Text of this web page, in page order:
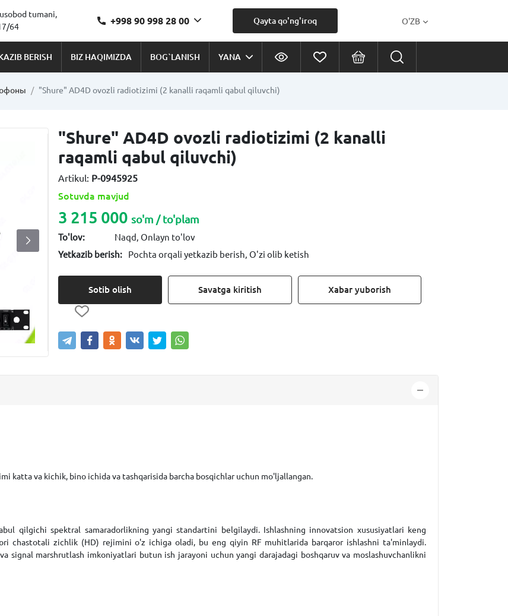
tumani,
64
+998 90 998 28 00 Qayta qo'ng'iroq O'ZB
BERISH BIZ HAQIMIZDA BOG`LANISH YANA
"Shure" AD4D ovozli radiotizimi (2 kanalli raqamli qabul qiluvchi)
"Shure" AD4D ovozli radiotizimi (2 kanalli
raqamli qabul qiluvchi)
Artikul: P-0945925
Sotuvda mavjud
3 215 000so'm / to'plam
To'lov:
Naqd, Onlayn to'lov
Yetkazib berish:
Pochta orqali yetkazib berish, O'zi olib ketish
Sotib olish Savatga kiritish Xabar yuborish
katta va kichik, bino ichida va tashqarisida barcha bosqichlar uchun mo'ljallangan.
qilgichi spektral samaradorlikning yangi standartini belgilaydi. Ishlashning innovatsion xususiyatlari keng
chastotali zichlik (HD) rejimini o'z ichiga oladi, bu eng qiyin RF muhitlarida barqaror ishlashni ta'minlaydi.
signal marshrutlash imkoniyatlari butun ish jarayoni uchun yangi darajadagi boshqaruv va moslashuvchanlikni